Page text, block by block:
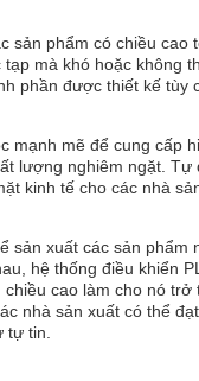
phẩm có chiều cao
mà khó hoặc không
phần được thiết kế tùy
mạnh mẽ để cung cấp
lượng nghiêm ngặt.
kinh tế cho các nhà
sản xuất các sản
hệ thống điều khiển
cao làm cho nó trở
nhà sản xuất có thể
tin.